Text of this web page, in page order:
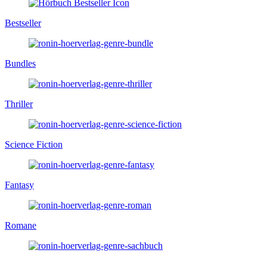
Bestseller
Bundles
Thriller
Science Fiction
Fantasy
Romane